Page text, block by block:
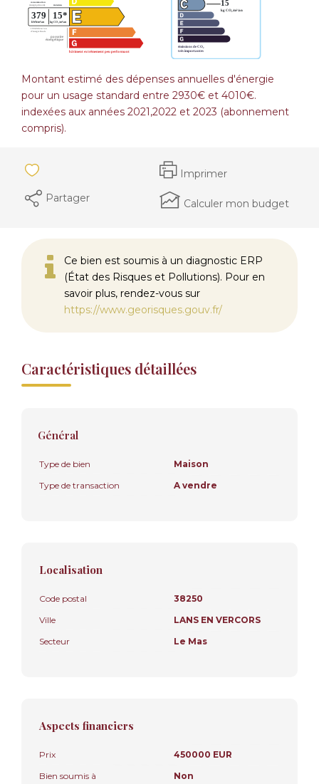
Montant estimé des dépenses annuelles d'énergie
pour un usage standard entre 2930€ et 4010€.
indexées aux années 2021,2022 et 2023 (abonnement
compris).
Imprimer
Partager
Calculer mon budget
Ce bien est soumis à un diagnostic ERP
(État des Risques et Pollutions). Pour en
savoir plus, rendez-vous sur
https://www.georisques.gouv.fr/
Caractéristiques détaillées
Général
Type de bien
Maison
Type de transaction
A vendre
Localisation
Code postal
38250
Ville
LANS EN VERCORS
Secteur
Le Mas
Aspects financiers
Prix
450000 EUR
Bien soumis à
Non